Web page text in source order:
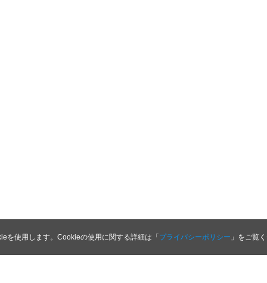
を使用します。Cookieの使用に関する詳細は「プライバシーポリシー 」をご覧